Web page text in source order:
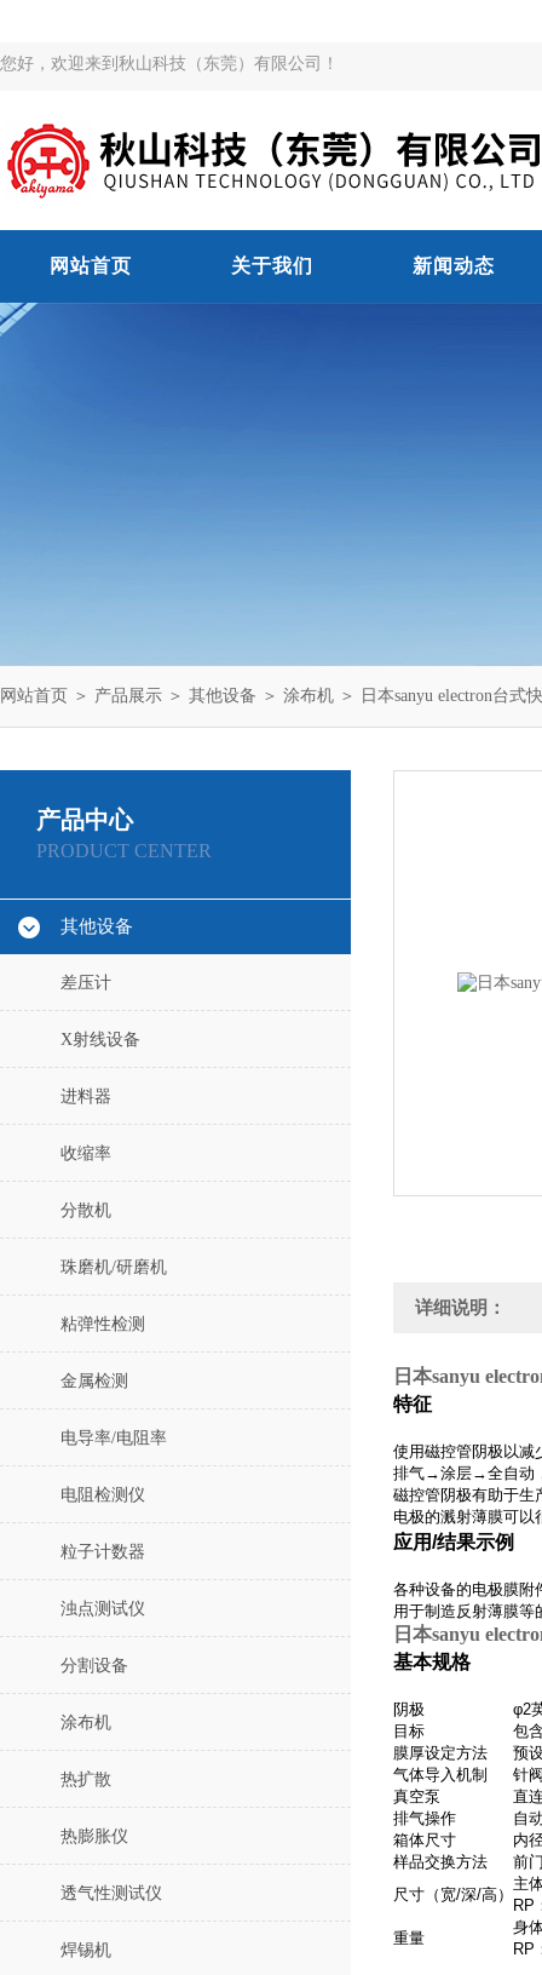
您好，欢迎来到秋山科技（东莞）有限公司！
网站首页 关于我们 新闻动态
网站首页 ＞ 产品展示 ＞ 其他设备 ＞ 涂布机 ＞ 日本sanyu electron台式
产品中心
PRODUCT CENTER
其他设备
差压计
X射线设备
进料器
收缩率
分散机
珠磨机/研磨机
粘弹性检测
金属检测
电导率/电阻率
电阻检测仪
粒子计数器
浊点测试仪
分割设备
涂布机
热扩散
热膨胀仪
透气性测试仪
焊锡机
详细说明：
日本sanyu
特征
使用磁控管阴极以减
排气→涂层→全自动
磁控管阴极有助于生
电极的溅射薄膜可以
应用/结果示例
各种设备的电极膜附
用于制造反射薄膜等
日本sanyu
基本规格
阴极
φ2
目标
包
膜厚设定方法
预
气体导入机制
针
真空泵
直
排气操作
自
箱体尺寸
内
样品交换方法
前
尺寸（宽/深/高）
主
RP
重量
身
RP